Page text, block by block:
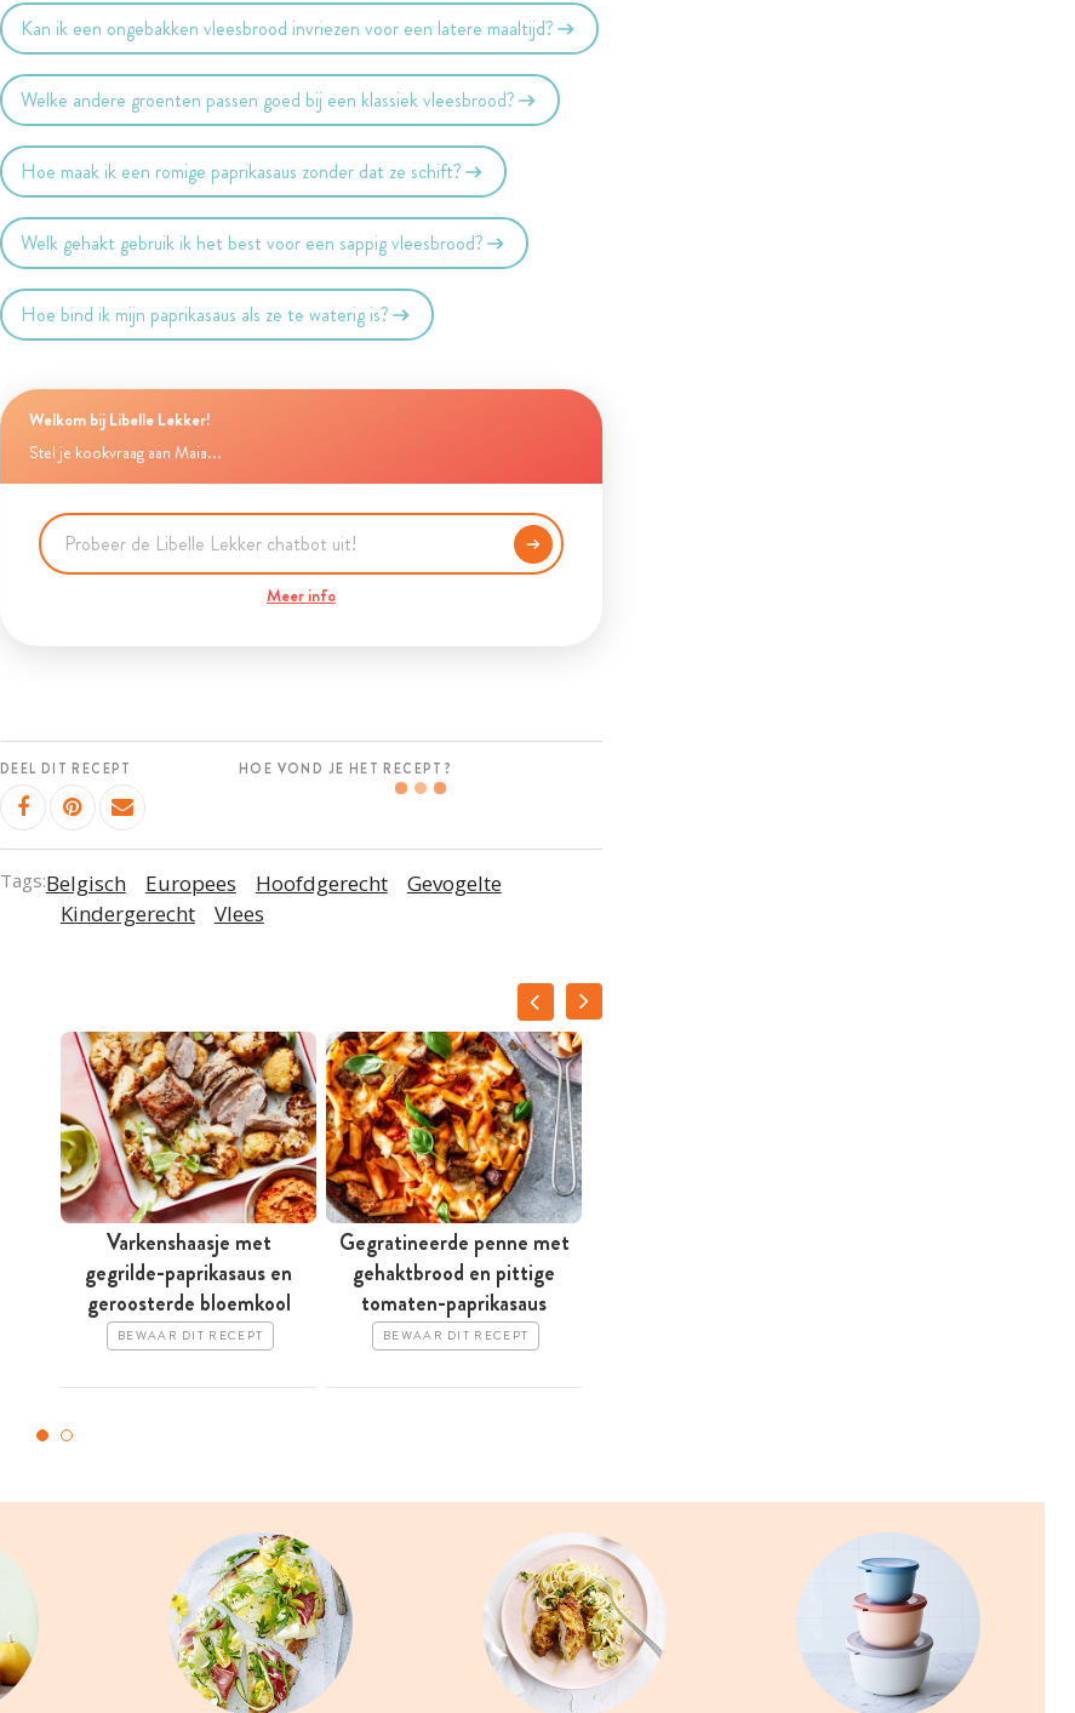
Kan ik een ongebakken vleesbrood invriezen voor een latere maaltijd?
Welke andere groenten passen goed bij een klassiek vleesbrood?
Hoe maak ik een romige paprikasaus zonder dat ze schift?
Welk gehakt gebruik ik het best voor een sappig vleesbrood?
Hoe bind ik mijn paprikasaus als ze te waterig is?
Welkom bij Libelle Lekker!
Stel je kookvraag aan Maia...
Meer info
DEEL DIT RECEPT HOE VOND JE HET RECEPT?
Tags:Belgisch Europees Hoofdgerecht
Gevogelte
Kindergerecht
Vlees
Varkenshaasje met
gegrilde-paprikasaus en
geroosterde bloemkool
BEWAAR DIT RECEPT
Gegratineerde penne met
gehaktbrood en pittige
tomaten-paprikasaus
BEWAAR DIT RECEPT